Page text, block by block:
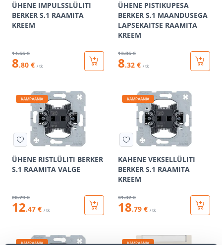
ÜHENE IMPULSSLÜLITI
BERKER S.1 RAAMITA
KREEM
14.66 €
8.80 € / tk
ÜHENE PISTIKUPESA
BERKER S.1 MAANDUSEGA
LAPSEKAITSE RAAMITA
KREEM
13.86 €
8.32 € / tk
KAMPAANIA
ÜHENE RISTLÜLITI BERKER
S.1 RAAMITA VALGE
20.79 €
12.47 € / tk
KAMPAANIA
KAHENE VEKSELLÜLITI
BERKER S.1 RAAMITA
KREEM
31.32 €
18.79 € / tk
KAMPAANIA KAMPAANIA